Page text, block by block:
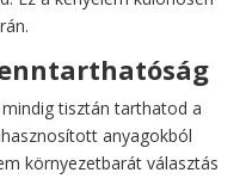
tisztán tarthatod a
anyagokból
környezetbarát választás